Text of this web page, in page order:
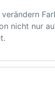
nicht nur